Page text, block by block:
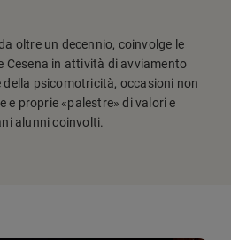
oltre un decennio, coinvolge le
Cesena in attività di avviamento
psicomotricità, occasioni non
e proprie «palestre» di valori e
alunni coinvolti.